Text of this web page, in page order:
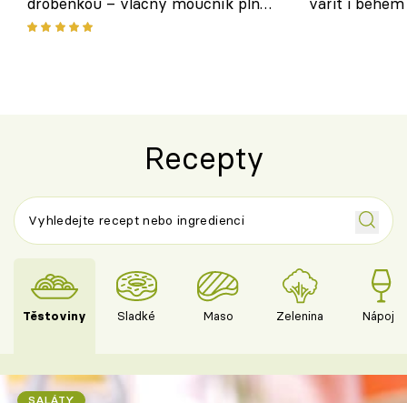
ovoce
Recepty
Těstoviny Sladké Maso Zelenina Nápoje
SALÁTY